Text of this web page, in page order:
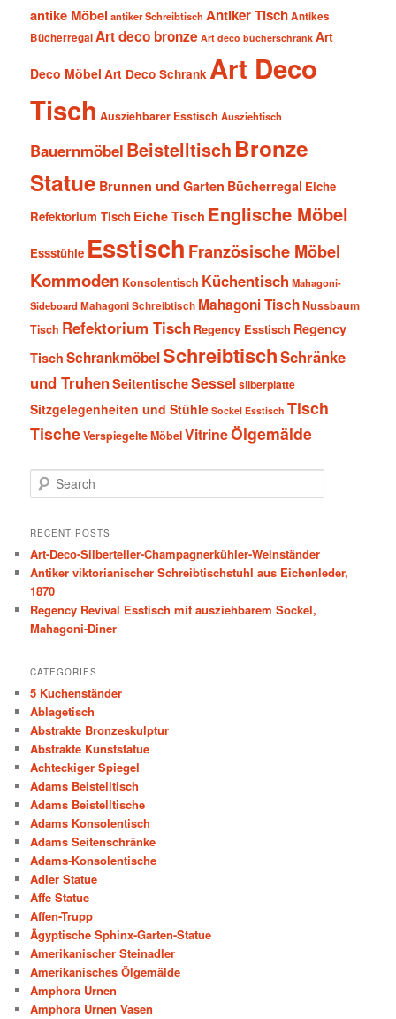
antike Möbel antiker Schreibtisch Antiker TischAntikes
BücherregalArt deco bronze Art deco bücherschrank Art
Deco Möbel Art Deco Schrank Art Deco
Tisch Ausziehbarer Esstisch Ausziehtisch
Bauernmöbel Beistelltisch Bronze
Statue Brunnen und Garten Bücherregal Eiche
Refektorium Tisch Eiche Tisch Englische Möbel
Essstühle Esstisch Französische Möbel
Kommoden Konsolentisch Küchentisch Mahagoni-
SideboardMahagoni Schreibtisch Mahagoni TischNussbaum
Tisch Refektorium Tisch Regency Esstisch Regency
Tisch SchrankmöbelSchreibtischSchränke
und TruhenSeitentischeSesselsilberplatte
Sitzgelegenheiten und Stühle Sockel Esstisch Tisch
TischeVerspiegelte MöbelVitrineÖlgemälde
e
r
h
RECENT POSTS
Art-Deco-Silberteller-Champagnerkühler-Weinständer
Antiker viktorianischer Schreibtischstuhl aus Eichenleder,
1870
Regency Revival Esstisch mit ausziehbarem Sockel,
Mahagoni-Diner
CATEGORIES
5 Kuchenständer
Ablagetisch
Abstrakte Bronzeskulptur
Abstrakte Kunststatue
Achteckiger Spiegel
Adams Beistelltisch
Adams Beistelltische
Adams Konsolentisch
Adams Seitenschränke
Adams-Konsolentische
Adler Statue
Affe Statue
Affen-Trupp
Ägyptische Sphinx-Garten-Statue
Amerikanischer Steinadler
Amerikanisches Ölgemälde
Amphora Urnen
Amphora Urnen Vasen